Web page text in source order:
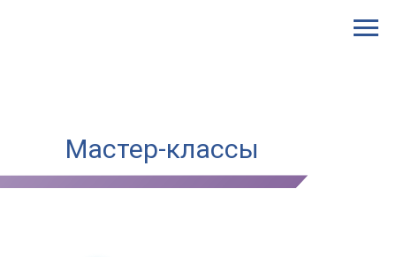
Мастер-классы